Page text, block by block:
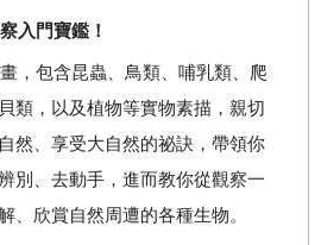
入門寶鑑！
，包含昆蟲、鳥類、哺乳類、爬
類，以及植物等實物素描，親切
然、享受大自然的祕訣，帶領你
別、去動手，進而教你從觀察一
、欣賞自然周遭的各種生物。